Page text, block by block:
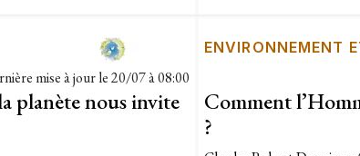
mise à jour le20/07 à 08:00
planète nous invite
ENVIRONNEMENT
Comment
?